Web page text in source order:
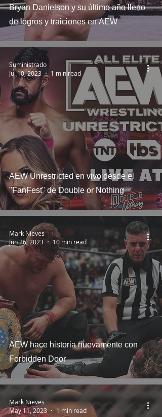
Bryan Danielson y su último año lleno
de logros y traiciones en AEW
AEW Unrestricted en vivo desde el
"FanFest" de Double or Nothing
Suministrado
Jul 10, 2023
1 min read
AEW hace historia nuevamente con
Forbidden Door
Mark Nieves
Jun 26, 2023
10 min read
Mark Nieves
May 11, 2023
1 min read